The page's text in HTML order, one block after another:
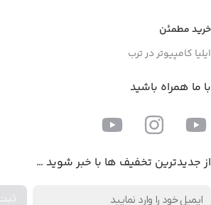
خرید مطمئن
ایلیا کامپیوتر در ترب
با ما همراه باشید
از جدیدترین تخفیف ها با خبر شوید …